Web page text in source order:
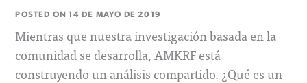
POSTED ON14 DE MAYO DE 2019
Mientras que nuestra investigación basada en la
comunidad se desarrolla, AMKRF está
construyendo un análisis compartido. ¿Qué es un